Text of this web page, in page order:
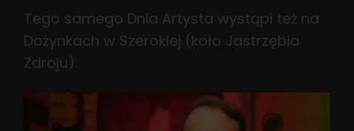
Tego samego Dnia Artysta wystąpi też na
Dożynkach w Szerokiej (koło Jastrzębia
Zdroju).